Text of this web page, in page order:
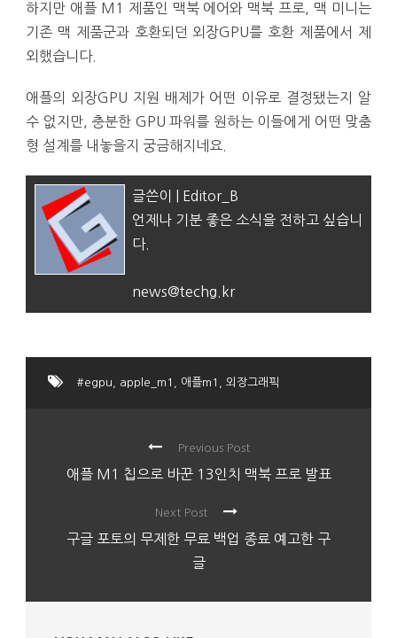
하지만 애플 M1 제품인 맥북 에어와 맥북 프로, 맥 미니는
기존 맥 제품군과 호환되던 외장GPU를 호환 제품에서 제
외했습니다.
애플의 외장GPU 지원 배제가 어떤 이유로 결정됐는지 알
수 없지만, 충분한 GPU 파워를 원하는 이들에게 어떤 맞춤
형 설계를 내놓을지 궁금해지네요.
글쓴이 | Editor_B
언제나 기분 좋은 소식을 전하고 싶습니
다.
news@techg.kr
#egpu apple_m1 애플m1 외장그래픽
Previous Post
애플 M1 칩으로 바꾼 13인치 맥북 프로 발표
Next Post
구글 포토의 무제한 무료 백업 종료 예고한 구
글